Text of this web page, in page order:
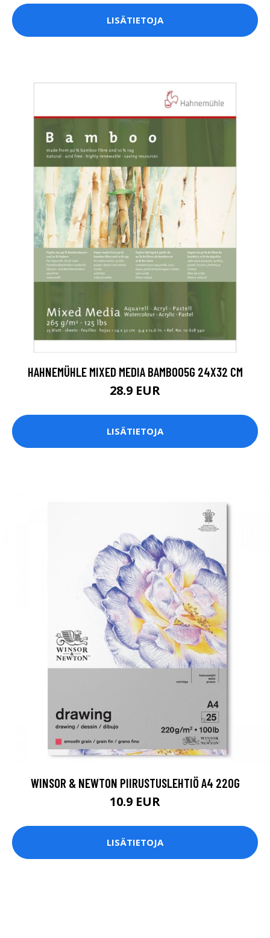
LISÄTIETOJA
HAHNEMÜHLE MIXED MEDIA BAMBOO5G 24X32 CM
28.9 EUR
LISÄTIETOJA
WINSOR & NEWTON PIIRUSTUSLEHTIÖ A4 220G
10.9 EUR
LISÄTIETOJA